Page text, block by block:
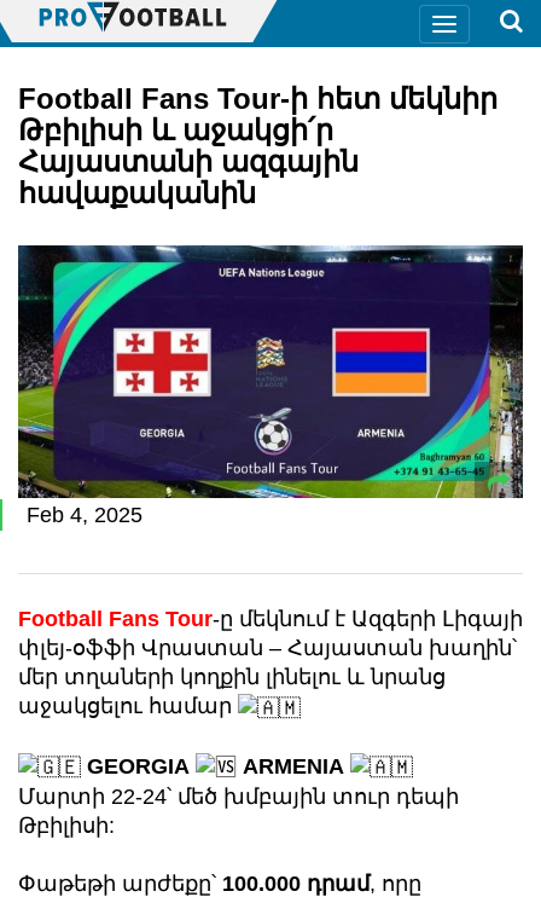
Football Fans Tour-ի հետ մեկնիր
Թբիլիսի և աջակցի՛ր
Հայաստանի ազգային
հավաքականին
Feb 4, 2025
Football Fans Tour-ը մեկնում է Ազգերի Լիգայի
փլեյ-օֆֆի Վրաստան – Հայաստան խաղին՝
մեր տղաների կողքին լինելու և նրանց
աջակցելու համար
GEORGIA
ARMENIA
Մարտի 22-24՝ մեծ խմբային տուր դեպի
Թբիլիսի:
Փաթեթի արժեքը՝ 100.000 դրամ, որը